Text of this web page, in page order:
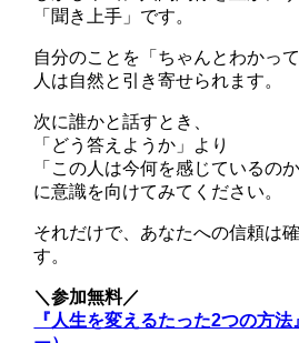
「聞き上手」です。
自分のことを「ちゃんとわかっ
人は自然と引き寄せられます。
次に誰かと話すとき、
「どう答えようか」より
「この人は今何を感じているのか
に意識を向けてみてください。
それだけで、あなたへの信頼は
す。
＼参加無料／
『人生を変えるたった2つの方